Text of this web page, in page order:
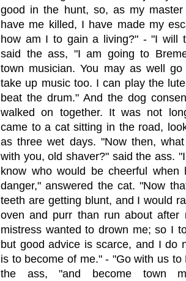
good in the hunt, so, as my
have me killed, I have made my
how am I to gain a living?" - "I will
said the ass, "I am going to
town musician. You may as well
take up music too. I can play the
beat the drum." And the dog
walked on together. It was not
came to a cat sitting in the road,
as three wet days. "Now then,
with you, old shaver?" said the ass.
know who would be cheerful when
danger," answered the cat. "Now
teeth are getting blunt, and I would
oven and purr than run about after
mistress wanted to drown me; so I
but good advice is scarce, and I do
is to become of me." - "Go with us to
the ass, "and become town